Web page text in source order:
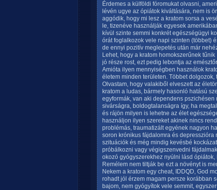
Érdemes a külföldi fóromukat olvasni,
lévén ugye az ópiátok kiváltására, nem is
aggódik, hogy mi lesz a kratom sorsa a
le, tizenéve használják egyesek
kívül szinte semmi konkrét egészségügyi
órát foglalkozok vele napi szinten (többet)
de ennyi pozitív meglepetés után már
Lehet, hogy a kratom homokszerűnek
jó része rost, ezt pedig lebontja az
Amióta ilyen mennyiségben használok
életem minden területen. Többet
Olvastam, hogy valakiből elveszett az
kratom a ludas, bármely hasonló hatású
egyformák, van aki dependens
sivárságra, boldogtalanságra így, ha
és rájön milyen is lehetne az élet
használjon ilyen szereket akinek nincs
problémás, traumatizált egyének nagyon
soron krónikus fájdalomra és
szituációk és még mindig kevésbé
próbálkozni vagy végigszenvedni
okozó gyógyszerekhez nyúlni lásd
Remélem nem tiltják be ezt a növényt is
Nekem a kratom egy cheat, IDDQD, God
rohadt jól érzem magam persze korábban
bajom, nem gyógyítok vele semmit,